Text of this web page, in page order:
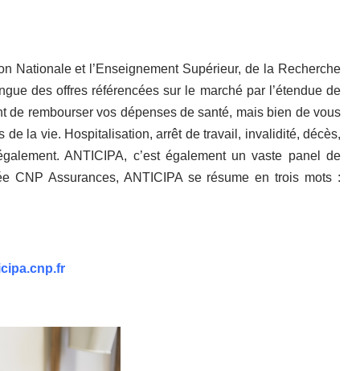
Nationale et l’Enseignement Supérieur, de la Recherche
des offres référencées sur le marché par l’étendue de
de rembourser vos dépenses de santé, mais bien de vous
de la vie. Hospitalisation, arrêt de travail, invalidité, décès,
ANTICIPA, c’est également un vaste panel de
CNP Assurances, ANTICIPA se résume en trois mots :